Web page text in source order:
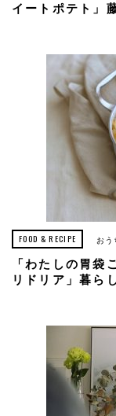
イートポテト」
FOOD & RECIPE おう
「わたしの胃
リドリア」暮ら